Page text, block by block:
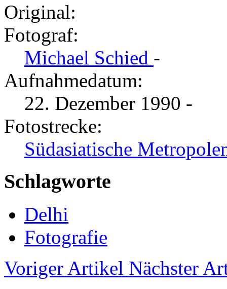
Original:
Fotograf:
Michael Schied -
Aufnahmedatum:
22. Dezember 1990 -
Fotostrecke:
Südasiatische
Schlagworte
Delhi
Fotografie
Voriger Artikel Nächster